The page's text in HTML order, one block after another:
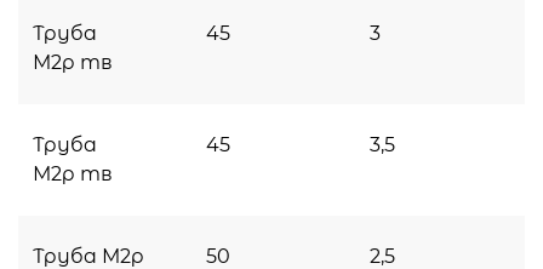
Труба
М2р тв
45 3
Труба
М2р тв
45 3,5
Труба М2р
50 2,5